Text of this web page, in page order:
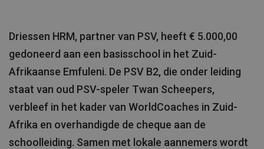
Driessen HRM, partner van PSV, heeft € 5.000,00
gedoneerd aan een basisschool in het Zuid-
Afrikaanse Emfuleni. De PSV B2, die onder leiding
staat van oud PSV-speler Twan Scheepers,
verbleef in het kader van WorldCoaches in Zuid-
Afrika en overhandigde de cheque aan de
schoolleiding. Samen met lokale aannemers wordt